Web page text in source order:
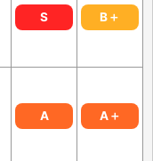
S B＋
A A＋